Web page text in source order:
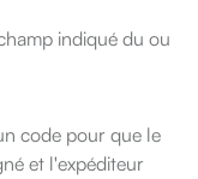
indiqué du ou
code pour que le
et l'expéditeur